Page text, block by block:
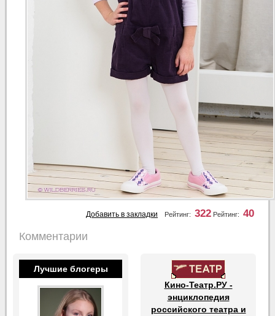
Рейтинг: 40
Рейтинг: 322
Добавить в закладки
Комментарии
Лучшие блогеры
Кино-Театр.РУ -
энциклопедия
российского театра и